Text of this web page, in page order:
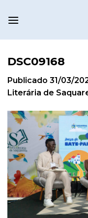
DSC09168
Publicado 31/03/
Literária de